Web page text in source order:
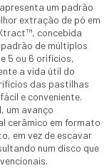
um padrão
extração de pó em
concebida
de múltiplos
5 ou 6 orifícios,
a vida útil do
das pastilhas
e conveniente.
um avanço
cerâmico em formato
em vez de escavar
num disco que